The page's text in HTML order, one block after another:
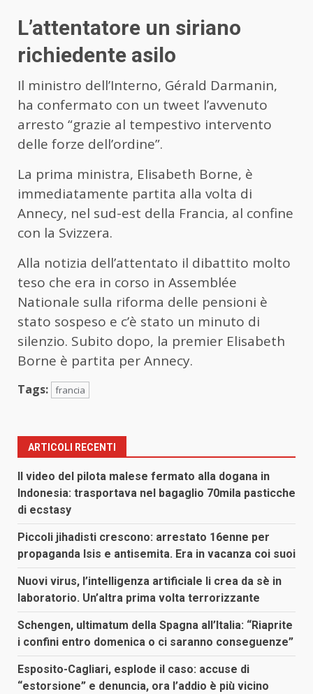
L’attentatore un siriano
richiedente asilo
Il ministro dell’Interno, Gérald Darmanin,
ha confermato con un tweet l’avvenuto
arresto “grazie al tempestivo intervento
delle forze dell’ordine”.
La prima ministra, Elisabeth Borne, è
immediatamente partita alla volta di
Annecy, nel sud-est della Francia, al confine
con la Svizzera.
Alla notizia dell’attentato il dibattito molto
teso che era in corso in Assemblée
Nationale sulla riforma delle pensioni è
stato sospeso e c’è stato un minuto di
silenzio. Subito dopo, la premier Elisabeth
Borne è partita per Annecy.
Tags: francia
ARTICOLI RECENTI
Il video del pilota malese fermato alla dogana in
Indonesia: trasportava nel bagaglio 70mila pasticche
di ecstasy
Piccoli jihadisti crescono: arrestato 16enne per
propaganda Isis e antisemita. Era in vacanza coi suoi
Nuovi virus, l’intelligenza artificiale li crea da sè in
laboratorio. Un’altra prima volta terrorizzante
Schengen, ultimatum della Spagna all’Italia: “Riaprite
i confini entro domenica o ci saranno conseguenze”
Esposito-Cagliari, esplode il caso: accuse di
“estorsione” e denuncia, ora l’addio è più vicino